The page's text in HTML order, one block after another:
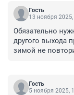
Гость
13 ноября
Обязательно
другого выхода
зимой не
Гость
5 ноября 2025,